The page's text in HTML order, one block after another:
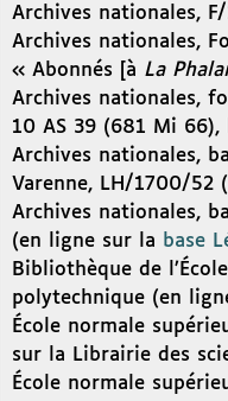
Archives nationales,
Archives nationales,
« Abonnés [à La
Archives nationales,
10 AS 39 (681 Mi
Archives nationales,
Varenne, LH/1700/52
Archives nationales,
(en ligne sur la base
Bibliothèque de
polytechnique (en
École normale
sur la Librairie des
École normale